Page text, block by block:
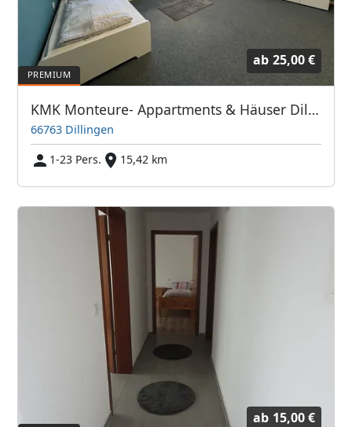
ab 25,00 €
KMK Monteure- Appartments & Häuser Dillingen Saar - Bis zu 250 Betten
66763 Dillingen
1-23 Pers.
15,42 km
ab 15,00 €